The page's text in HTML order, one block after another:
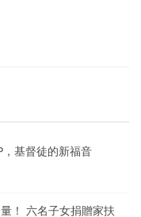
，基督徒的新福音
！ 六名子女捐贈家扶